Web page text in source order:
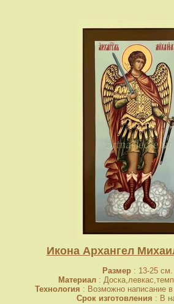
Икона Архангел
Размер: 13-25 см.
Материал:
Технология : Возможно написание
Срок изготовления : В